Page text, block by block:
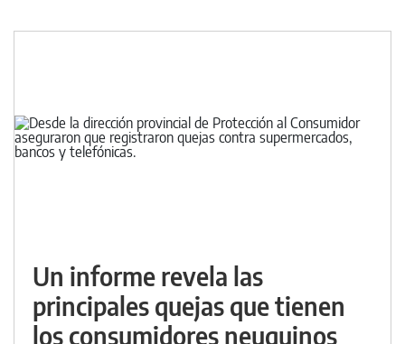
Un informe revela las
principales quejas que tienen
los consumidores neuquinos